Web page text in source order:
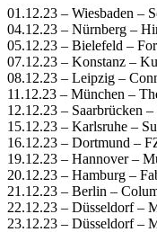
01.12.23 – Wiesbaden –
04.12.23 – Nürnberg –
05.12.23 – Bielefeld –
07.12.23 – Konstanz –
08.12.23 – Leipzig –
11.12.23 – München –
12.12.23 – Saarbrücken –
15.12.23 – Karlsruhe –
16.12.23 – Dortmund –
19.12.23 – Hannover –
20.12.23 – Hamburg –
21.12.23 – Berlin –
22.12.23 – Düsseldorf –
23.12.23 – Düsseldorf –